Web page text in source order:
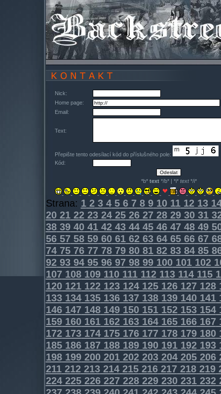
Nick:
Home page:
Email:
Text:
Přepište tento odesílací kód do příslušného pole:
Kód:
*b* text*/b* | *i* text*/i*
Strana: 12345678910111213
202122232425262728293031
383940414243444546474849
565758596061626364656667
747576777879808182838485
9293949596979899100101102
107108109110111112113114115
120121122123124125126127128
133134135136137138139140141
146147148149150151152153154
159160161162163164165166167
172173174175176177178179180
185186187188189190191192193
198199200201202203204205206
211212213214215216217218219
224225226227228229230231232